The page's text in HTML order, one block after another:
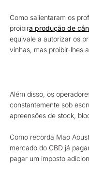
Como salientaram os
proibira produção de
equivale a autorizar os
vinhas, mas proibir-lhes
Além disso, os
constantemente sob
apreensões de stock,
Como recorda Mao
mercado do CBD já
pagar um imposto